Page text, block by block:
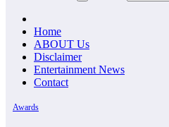
Home
ABOUT Us
Disclaimer
Entertainment News
Contact
Awards